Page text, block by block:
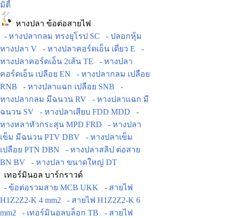
มิตี้
หางปลา ข้อต่อสายไฟ
- หางปลากลม ทรงยุโรป SC
- ปลอกหุ้ม
หางปลา V
- หางปลาคอร์ดเอ็น เดี่ยว E
-
หางปลาคอร์ดเอ็น 2เส้น TE
- หางปลา
คอร์ดเอ็น เปลือย EN
- หางปลากลม เปลือย
RNB
- หางปลาแฉก เปลือย SNB
-
หางปลากลม มีฉนวน RV
- หางปลาแฉก มี
ฉนวน SV
- หางปลาเสียบ FDD MDD
-
หางหลาหัวกระสุน MPD FRD
- หางปลา
เข็ม มีฉนวน PTV DBV
- หางปลาเข็ม
เปลือย PTN DBN
- หางปลาสลิป ต่อสาย
BN BV
- หางปลา ขนาดใหญ่ DT
เทอร์มินอล บาร์กราวด์
- ข้อต่อรวมสาย MCB UKK
- สายไฟ
H1Z2Z2-K 4 mm2
- สายไฟ H1Z2Z2-K 6
mm2
- เทอร์มินอลบล็อก TB
- สายไฟ